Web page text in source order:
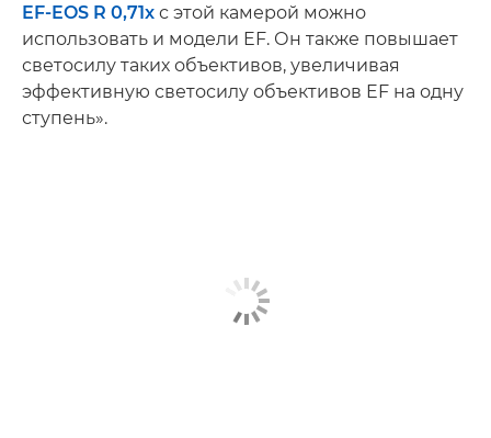
EF-EOS R 0,71x с этой камерой можно
использовать и модели EF. Он также повышает
светосилу таких объективов, увеличивая
эффективную светосилу объективов EF на одну
ступень».